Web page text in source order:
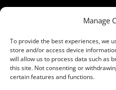
Manage
To provide the best experiences, we
store and/or access device
will allow us to process data such as
this site. Not consenting or
certain features and functions.
Veyrier-du-Lac - Conseils en immobier
intérieur Cruseilles - Coaching en
Cruseilles - Aménagement intérieur
d'intérieur Cruseilles - Créatrice
- Rénovation Cruseilles - Home staging
Conseils en immobier Cruseilles.
Architecte d'intérieur Menthon-Saint-
Saint-Bernard - Décorateur intérieur
décoration Menthon-Saint-Bernard -
Aménagement intérieur Menthon-Saint-
Tous droits réservés –